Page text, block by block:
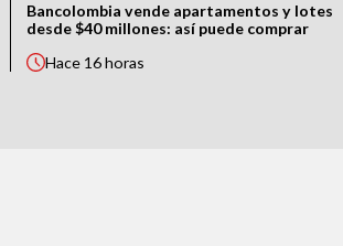
Bancolombia vende apartamentos y lotes
desde $40 millones: así puede comprar
Hace 16 horas